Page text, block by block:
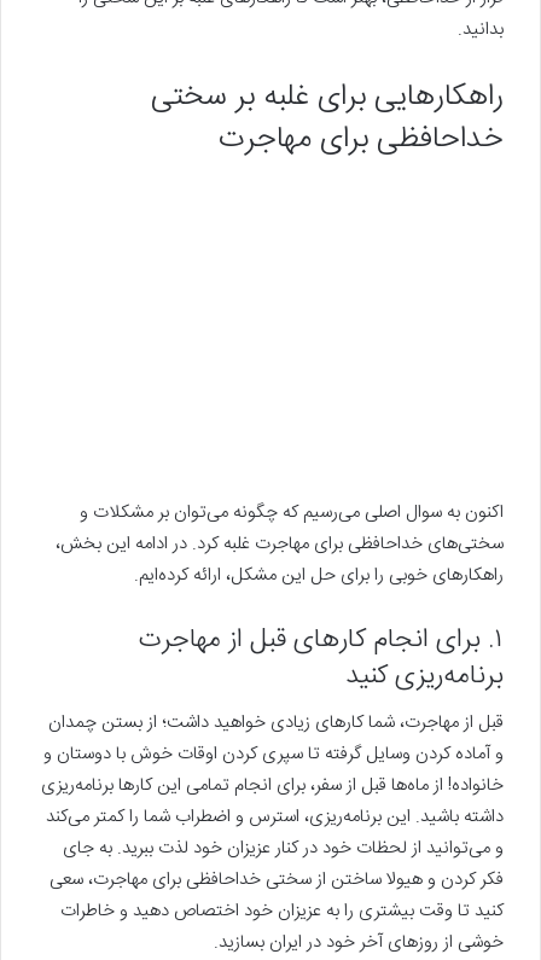
بدانید.
راهکارهایی برای غلبه بر سختی
خداحافظی برای مهاجرت
اکنون به سوال اصلی می‌رسیم که چگونه می‌توان بر مشکلات و
سختی‌های خداحافظی برای مهاجرت غلبه کرد. در ادامه این بخش،
راهکارهای خوبی را برای حل این مشکل، ارائه کرده‌ایم.
۱. برای انجام کارهای قبل از مهاجرت
برنامه‌ریزی کنید
قبل از مهاجرت، شما کارهای زیادی خواهید داشت؛ از بستن چمدان
و آماده کردن وسایل گرفته تا سپری کردن اوقات خوش با دوستان و
خانواده! از ماه‌ها قبل از سفر، برای انجام تمامی این کارها برنامه‌ریزی
داشته باشید. این برنامه‌ریزی، استرس و اضطراب شما را کمتر می‌کند
و می‌توانید از لحظات خود در کنار عزیزان خود لذت ببرید. به جای
فکر کردن و هیولا ساختن از سختی خداحافظی برای مهاجرت، سعی
کنید تا وقت بیشتری را به عزیزان خود اختصاص دهید و خاطرات
خوشی از روزهای آخر خود در ایران بسازید.